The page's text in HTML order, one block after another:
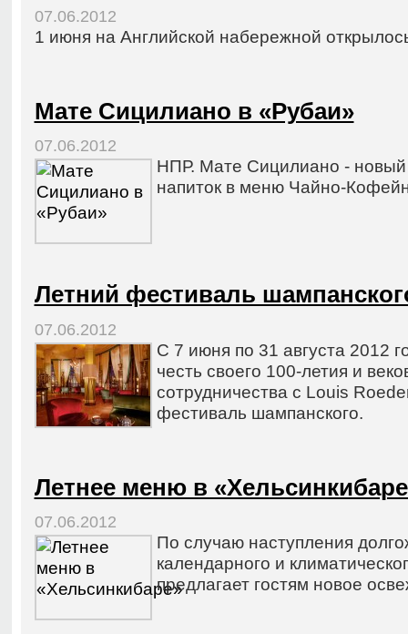
07.06.2012
1 июня на Английской набережной
Мате Сицилиано в «Рубаи»
07.06.2012
НПР. Мате Сицилиано -
напиток в меню Чайно-
Летний фестиваль
07.06.2012
С 7 июня по 31 августа 2012
честь своего 100-летия и
сотрудничества с Louis
фестиваль шампанского.
Летнее меню в
07.06.2012
По случаю наступления
календарного и
предлагает гостям новое